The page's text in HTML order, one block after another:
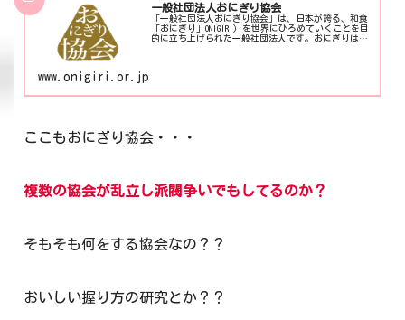
一般社団法人おにぎり協会
「一般社団法人おにぎり協会」は、日本が誇る、和食
「おにぎり」ONIGIRI）を世界にひろめていくことを目
的に立ち上げられた一般社団法人です。おにぎりは、
www.onigiri.or.jp
ここもおにぎり協会・・・
複数の協会が乱立し派閥争いでもしてるのか？
そもそも何をする協会なの？？
おいしい握り方の研究とか？？